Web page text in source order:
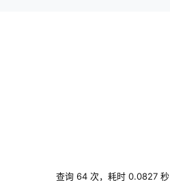
查询 64 次，耗时 0.0827 秒